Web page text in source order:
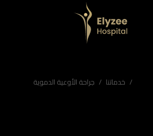
خدماتنا جراحة الأوعية الدموية